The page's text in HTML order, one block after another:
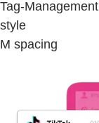
Tag-Management
style
M spacing